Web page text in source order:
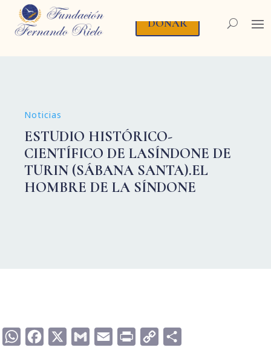
DONAR
Noticias
ESTUDIO HISTÓRICO-
CIENTÍFICO DE LASÍNDONE DE
TURIN (SÁBANA SANTA).EL
HOMBRE DE LA SÍNDONE
WhatsAppFacebook Gmail Email Print
Copy